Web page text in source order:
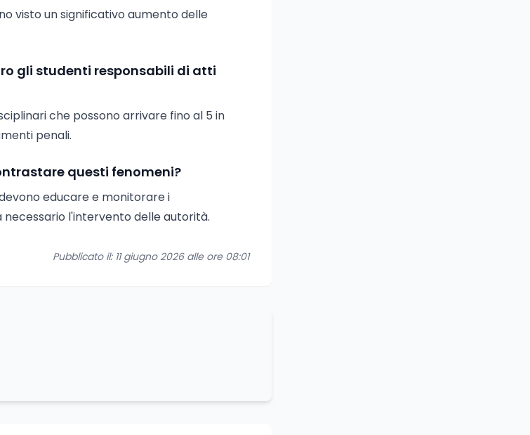
visto un significativo aumento delle
gli studenti responsabili di atti
che possono arrivare fino al 5 in
penali.
questi fenomeni?
educare e monitorare i
l'intervento delle autorità.
Pubblicato il: 11 giugno 2026 alle ore 08:01